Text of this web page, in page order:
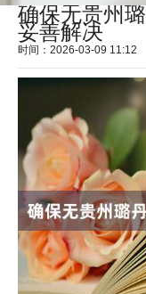
确保无贵州
妥善解决
时间：2026-03-09 11:12